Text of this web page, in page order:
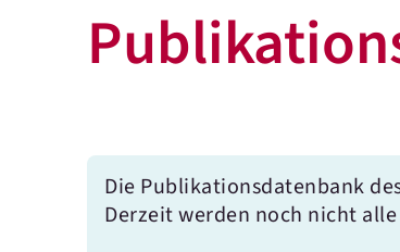
Die Publikationsdatenbank
Derzeit werden noch nicht